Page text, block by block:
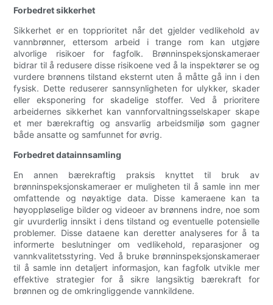
Forbedret sikkerhet
Sikkerhet er en topprioritet når det gjelder vedlikehold av
vannbrønner, ettersom arbeid i trange rom kan utgjøre
alvorlige risikoer for fagfolk. Brønninspeksjonskameraer
bidrar til å redusere disse risikoene ved å la inspektører se og
vurdere brønnens tilstand eksternt uten å måtte gå inn i den
fysisk. Dette reduserer sannsynligheten for ulykker, skader
eller eksponering for skadelige stoffer. Ved å prioritere
arbeidernes sikkerhet kan vannforvaltningsselskaper skape
et mer bærekraftig og ansvarlig arbeidsmiljø som gagner
både ansatte og samfunnet for øvrig.
Forbedret datainnsamling
En annen bærekraftig praksis knyttet til bruk av
brønninspeksjonskameraer er muligheten til å samle inn mer
omfattende og nøyaktige data. Disse kameraene kan ta
høyoppløselige bilder og videoer av brønnens indre, noe som
gir uvurderlig innsikt i dens tilstand og eventuelle potensielle
problemer. Disse dataene kan deretter analyseres for å ta
informerte beslutninger om vedlikehold, reparasjoner og
vannkvalitetsstyring. Ved å bruke brønninspeksjonskameraer
til å samle inn detaljert informasjon, kan fagfolk utvikle mer
effektive strategier for å sikre langsiktig bærekraft for
brønnen og de omkringliggende vannkildene.